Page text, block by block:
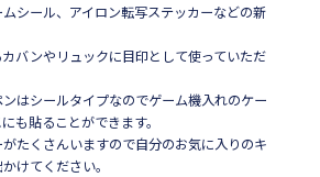
シール、アイロン転写ステッカーなどの新
バンやリュックに目印として使っていただ
はシールタイプなのでゲーム機入れのケー
も貼ることができます。
たくさんいますので自分のお気に入りのキ
けてください。